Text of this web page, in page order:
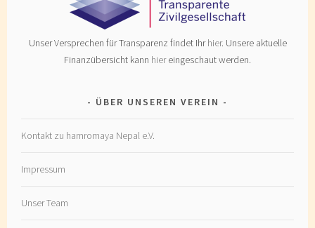
Unser Versprechen für Transparenz findet Ihrhier. Unsere aktuelle
Finanzübersicht kann hiereingeschaut werden.
ÜBER UNSEREN VEREIN
Kontakt zu hamromaya Nepal e.V.
Impressum
Unser Team